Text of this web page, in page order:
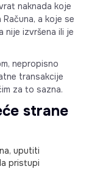
naknada koje
a koje se
nije izvršena ili je
nepropisno
transakcije
za to sazna.
strane
uputiti
pristupi